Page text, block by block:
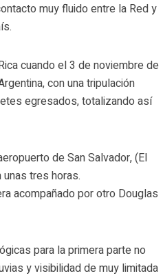
muy fluido entre la Red y
cuando el 3 de noviembre de
con una tripulación
egresados, totalizando así
de San Salvador, (El
tres horas.
acompañado por otro Douglas
para la primera parte no
y visibilidad de muy limitada